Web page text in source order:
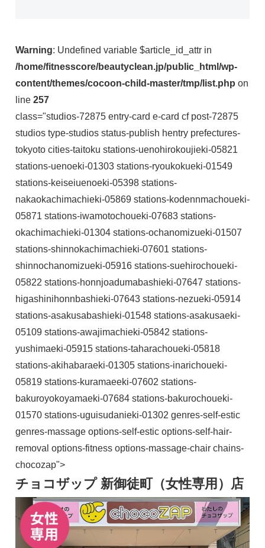
Warning: Undefined variable $article_id_attr in
/home/fitnesscore/beautyclean.jp/public_html/wp-
content/themes/cocoon-child-master/tmp/list.php on
line 257
class="studios-72875 entry-card e-card cf post-72875
studios type-studios status-publish hentry prefectures-
tokyoto cities-taitoku stations-uenohirokoujieki-05821
stations-uenoeki-01303 stations-ryoukokueki-01549
stations-keiseiuenoeki-05398 stations-
nakaokachimachieki-05869 stations-kodennmachoueki-
05871 stations-iwamotochoueki-07683 stations-
okachimachieki-01304 stations-ochanomizueki-01507
stations-shinnokachimachieki-07601 stations-
shinnochanomizueki-05916 stations-suehirochoueki-
05822 stations-honnjoadumabashieki-07647 stations-
higashinihonnbashieki-07643 stations-nezueki-05914
stations-asakusabashieki-01548 stations-asakusaeki-
05109 stations-awajimachieki-05842 stations-
yushimaeki-05915 stations-taharachoueki-05818
stations-akihabaraeki-01305 stations-inarichoueki-
05819 stations-kuramaeeki-07602 stations-
bakuroyokoyamaeki-07684 stations-bakurochoueki-
01570 stations-uguisudanieki-01302 genres-self-estic
genres-massage options-self-estic options-self-hair-
removal options-fitness options-massage-chair chains-
chocozap">
チョコザップ 新御徒町（女性専用）店